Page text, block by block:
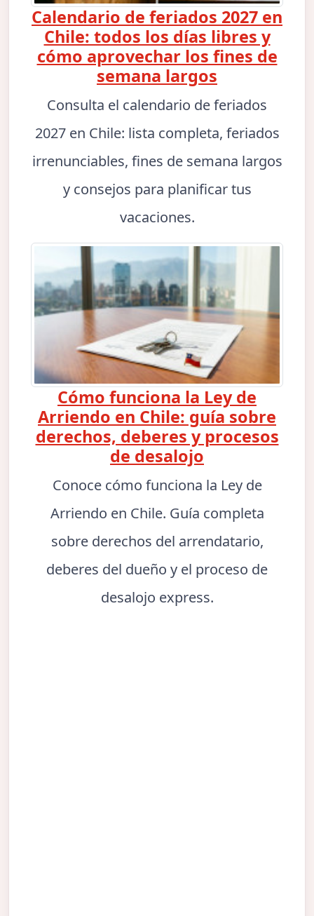
Calendario de feriados 2027 en
Chile: todos los días libres y
cómo aprovechar los fines de
semana largos
Consulta el calendario de feriados
2027 en Chile: lista completa, feriados
irrenunciables, fines de semana largos
y consejos para planificar tus
vacaciones.
Cómo funciona la Ley de
Arriendo en Chile: guía sobre
derechos, deberes y procesos
de desalojo
Conoce cómo funciona la Ley de
Arriendo en Chile. Guía completa
sobre derechos del arrendatario,
deberes del dueño y el proceso de
desalojo express.